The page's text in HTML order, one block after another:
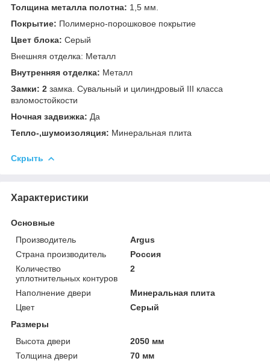
Толщина металла полотна: 1,5 мм.
Покрытие: Полимерно-порошковое покрытие
Цвет блока: Серый
Внешняя отделка: Металл
Внутренняя отделка: Металл
Замки: 2 замка. Сувальный и цилиндровый III класса
взломостойкости
Ночная задвижка: Да
Тепло-,шумоизоляция: Минеральная плита
Скрыть
Характеристики
Основные
Производитель
Argus
Страна производитель
Россия
Количество
уплотнительных контуров
2
Наполнение двери
Минеральная плита
Цвет
Серый
Размеры
Высота двери
2050 мм
Толщина двери
70 мм